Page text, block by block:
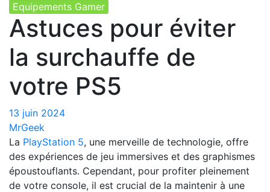
Equipements Gamer
Astuces pour éviter
la surchauffe de
votre PS5
13 juin 2024
MrGeek
La PlayStation 5, une merveille de technologie, offre
des expériences de jeu immersives et des graphismes
époustouflants. Cependant, pour profiter pleinement
de votre console, il est crucial de la maintenir à une